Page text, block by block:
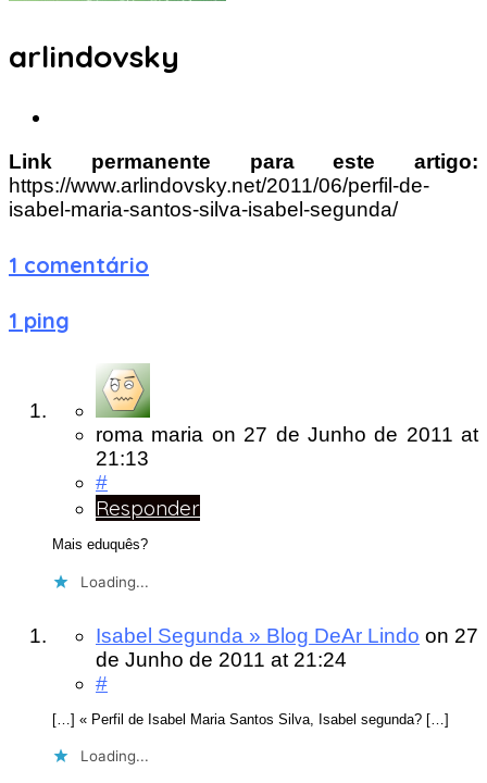
arlindovsky
Link permanente para este artigo:
https://www.arlindovsky.net/2011/06/perfil-de-
isabel-maria-santos-silva-isabel-segunda/
1 comentário
1 ping
roma maria on 27 de Junho de 2011 at
21:13
#
Responder
Mais eduquês?
Loading...
Isabel Segunda » Blog DeAr Lindo on 27
de Junho de 2011 at 21:24
#
[…] « Perfil de Isabel Maria Santos Silva, Isabel segunda? […]
Loading...